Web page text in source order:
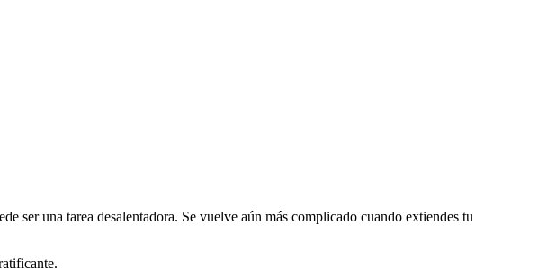
ser una tarea desalentadora. Se vuelve aún más complicado cuando extiendes tu